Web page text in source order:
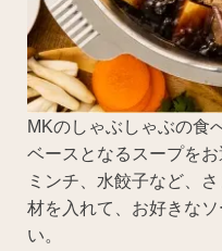
MKのしゃぶしゃぶの食
ベースとなるスープをお
ミンチ、水餃子など、
材を入れて、お好きな
い。